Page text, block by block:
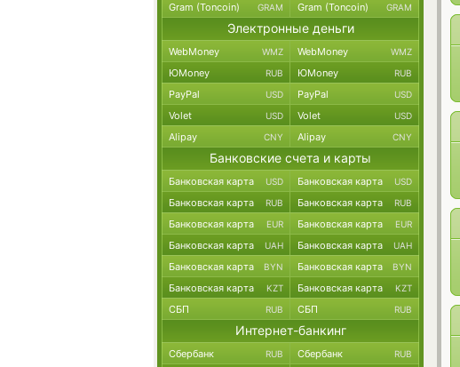
Gram (Toncoin) GRAM Gram (Toncoin) GRAM
Электронные деньги
WebMoney WMZ WebMoney WMZ
ЮMoney RUB ЮMoney RUB
PayPal USD PayPal USD
Volet USD Volet USD
Alipay CNY Alipay CNY
Банковские счета и карты
Банковская карта USD Банковская карта USD
Банковская карта RUB Банковская карта RUB
Банковская карта EUR Банковская карта EUR
Банковская карта UAH Банковская карта UAH
Банковская карта BYN Банковская карта BYN
Банковская карта KZT Банковская карта KZT
СБП RUB СБП RUB
Интернет-банкинг
Сбербанк RUB Сбербанк RUB